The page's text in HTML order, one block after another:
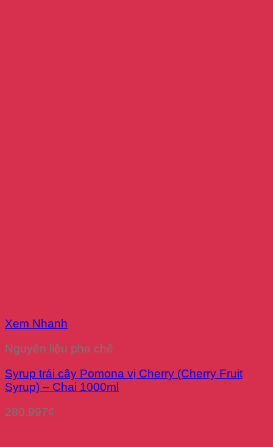
Xem Nhanh
Nguyên liệu pha chế
Syrup trái cây Pomona vị Cherry (Cherry Fruit
Syrup) – Chai 1000ml
280.997₫